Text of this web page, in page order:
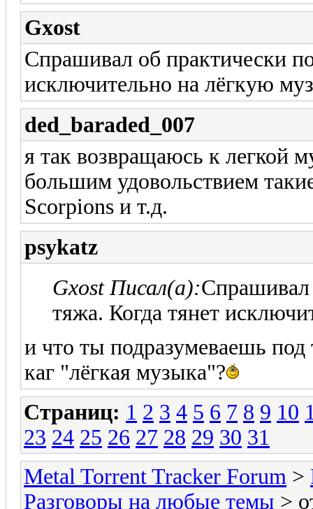
Gxost
Спрашивал об практически
исключительно на лёгкую
ded_baraded_007
я так возвращаюсь к легкой
большим удовольствием
Scorpions и т.д.
psykatz
Gxost Писал(а):Спрашивал
тяжа. Когда тянет
и что ты подразумеваешь
каг "лёгкая музыка"?
Страниц: 1 2 3 4 5 6 7 8 9 10
23 24 25 26 27 28 29 30 31
Metal Torrent Tracker Forum >
Разговоры на любые темы >